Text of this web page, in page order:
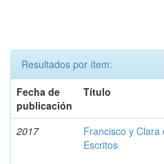
Resultados por ítem:
Fecha de
publicación
Título
2017
Francisco y Clara
Escritos